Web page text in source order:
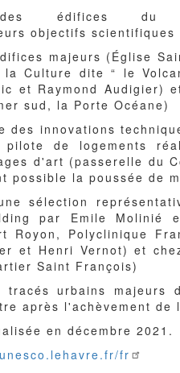
édifices du
objectifs scientifiques
majeurs (Église
Culture dite “ le
et Raymond Audigier)
sud, la Porte Océane)
des innovations
de logements
d'art (passerelle du
possible la poussée de
sélection
par Emile Molinié
Royon, Polyclinique
et Henri Vernot) et
Saint François)
urbains
après l'achèvement
en décembre 2021.
fr